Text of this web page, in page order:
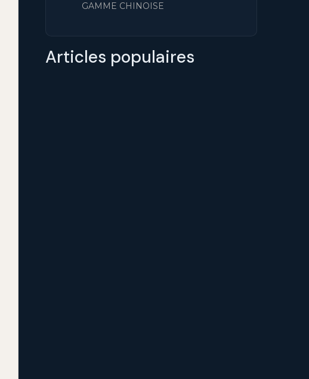
GAMME CHINOISE
Articles populaires